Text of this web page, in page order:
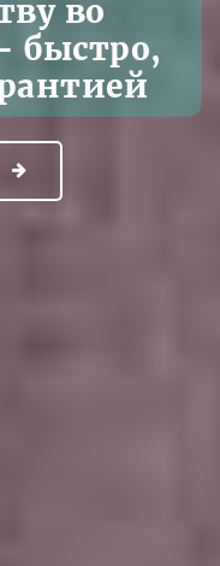
во
быстро,